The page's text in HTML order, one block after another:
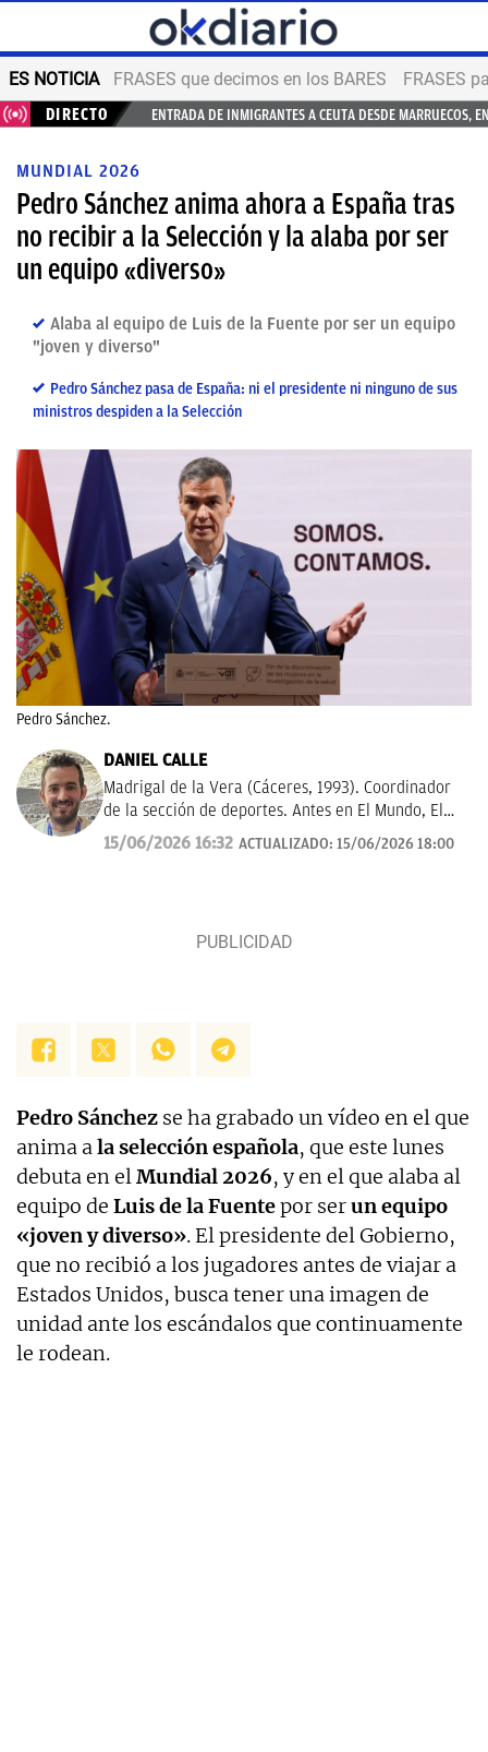
ES NOTICIA FRASES que decimos en los BARES FRASES
DIRECTO ENTRADA DE INMIGRANTES A CEUTA DESDE MARRUECOS,
MUNDIAL 2026
Pedro Sánchez anima ahora a España tras
no recibir a la Selección y la alaba por ser
un equipo «diverso»
Alaba al equipo de Luis de la Fuente por ser un equipo
"joven y diverso"
Pedro Sánchez pasa de España: ni el presidente ni ninguno de sus
ministros despiden a la Selección
Pedro Sánchez.
DANIEL CALLE
Madrigal de la Vera (Cáceres, 1993). Coordinador
de la sección de deportes. Antes en El Mundo, El
Español y El Debate. Una década informando sobre
la actualidad deportiva.
15/06/2026 16:32 ACTUALIZADO: 15/06/2026 18:00
Pedro Sánchez se ha grabado un vídeo en el que
anima ala selección española, que este lunes
debuta en elMundial 2026, y en el que alaba al
equipo de Luis de la Fuentepor serun equipo
«joven y diverso». El presidente del Gobierno,
que no recibió a los jugadores antes de viajar a
Estados Unidos, busca tener una imagen de
unidad ante los escándalos que continuamente
le rodean.